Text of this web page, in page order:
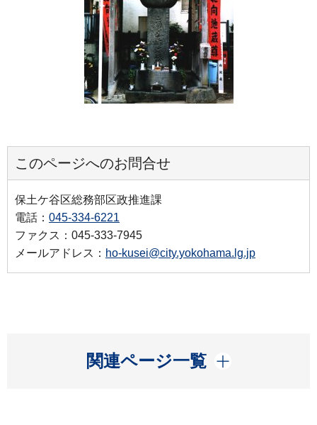
このページへのお問合せ
保土ケ谷区総務部区政推進課
電話： 045-334-6221
ファクス：045-333-7945
メールアドレス： ho-kusei@city.yokohama.lg.jp
関連ページ一覧
開く